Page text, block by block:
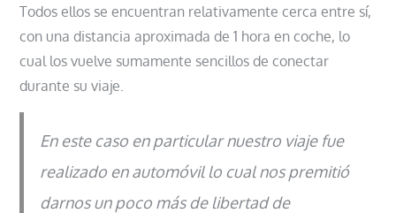
Todos ellos se encuentran relativamente cerca entre sí,
con una distancia aproximada de 1 hora en coche, lo
cual los vuelve sumamente sencillos de conectar
durante su viaje.
En este caso en particular nuestro viaje fue
realizado en automóvil lo cual nos premitió
darnos un poco más de libertad de